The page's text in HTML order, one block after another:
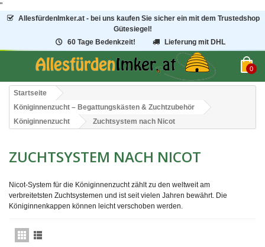
"
AllesfürdenImker.at - bei uns kaufen Sie sicher ein mit dem Trustedshop
Gütesiegel!
60 Tage Bedenkzeit!
Lieferung mit DHL
0
Startseite
Königinnenzucht – Begattungskästen & Zuchtzubehör
Königinnenzucht
Zuchtsystem nach Nicot
ZUCHTSYSTEM NACH NICOT
Nicot-System für die Königinnenzuchtzählt zu den weltweit am
verbreitetsten Zuchtsystemen und ist seit vielen Jahren bewährt. Die
Königinnenkappen können leicht verschoben werden.